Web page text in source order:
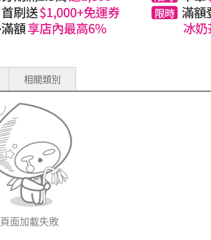
相關類別
頁面加載失敗